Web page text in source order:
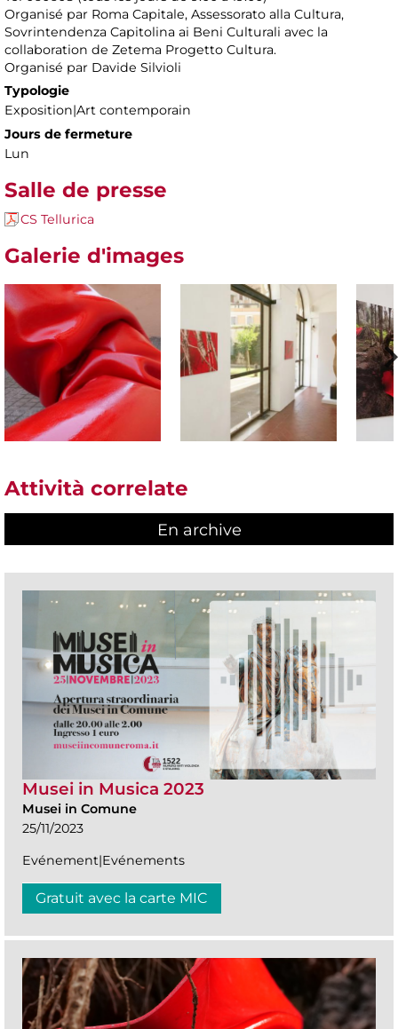
Organisé par Roma Capitale, Assessorato alla Cultura,
Sovrintendenza Capitolina ai Beni Culturali avec la
collaboration de Zetema Progetto Cultura.
Organisé par Davide Silvioli
Typologie
Exposition|Art contemporain
Jours de fermeture
Lun
Salle de presse
CS Tellurica
Galerie d'images
Attività correlate
En archive
Musei in Musica 2023
Musei in Comune
25/11/2023
Evénement|Evénements
Gratuit avec la carte MIC